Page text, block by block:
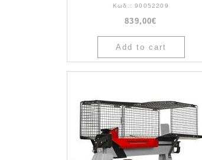
Κωδ.: 90052209
839,00€